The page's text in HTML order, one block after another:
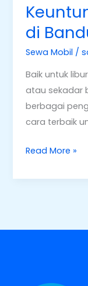
di
Sewa Mobil /
Baik untuk
atau sekadar
berbagai
cara terbaik
Read More »